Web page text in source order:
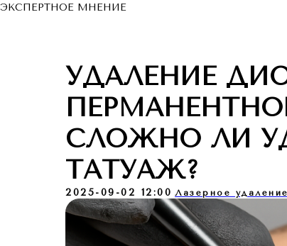
ЭКСПЕРТНОЕ МНЕНИЕ
УДАЛЕНИЕ
СЛОЖНО ЛИ
ТАТУАЖ?
2025-09-02 12:00 Лазерное удаление